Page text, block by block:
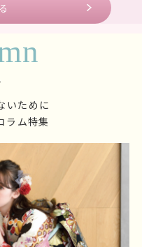
いために
ラム特集